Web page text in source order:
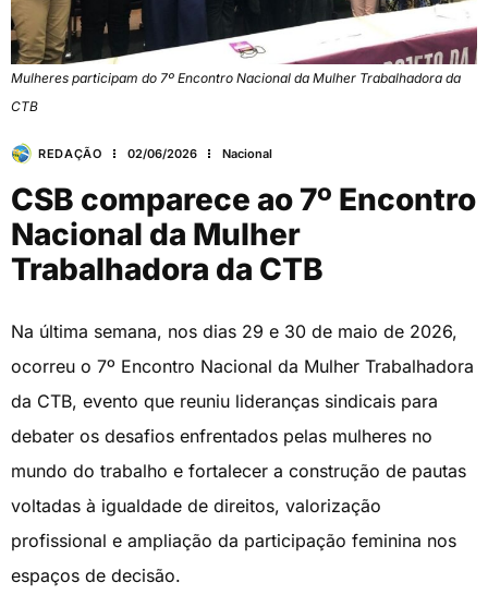
Mulheres participam do 7º Encontro Nacional da Mulher Trabalhadora da
CTB
REDAÇÃO 02/06/2026 Nacional
CSB comparece ao 7º Encontro
Nacional da Mulher
Trabalhadora da CTB
Na última semana, nos dias 29 e 30 de maio de 2026,
ocorreu o 7º Encontro Nacional da Mulher Trabalhadora
da CTB, evento que reuniu lideranças sindicais para
debater os desafios enfrentados pelas mulheres no
mundo do trabalho e fortalecer a construção de pautas
voltadas à igualdade de direitos, valorização
profissional e ampliação da participação feminina nos
espaços de decisão.